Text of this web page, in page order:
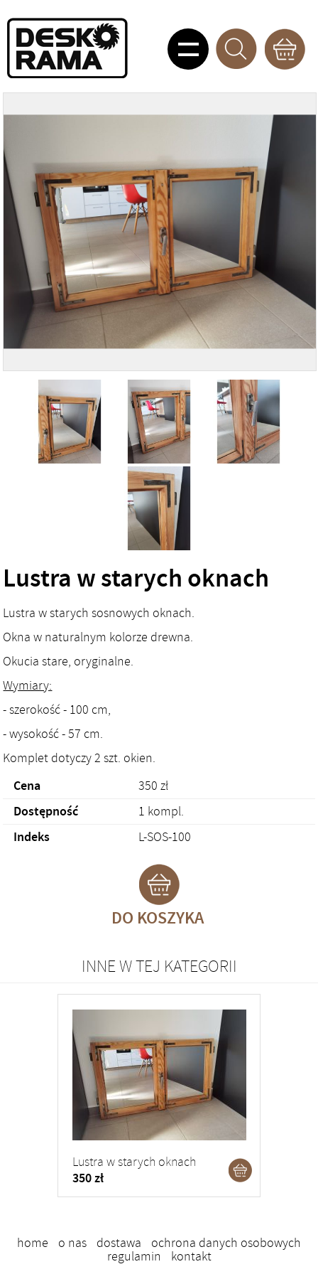
Lustra w starych oknach
Lustra w starych sosnowych oknach.
Okna w naturalnym kolorze drewna.
Okucia stare, oryginalne.
Wymiary:
- szerokość - 100 cm,
- wysokość - 57 cm.
Komplet dotyczy 2 szt. okien.
Cena 350 zł
Dostępność 1 kompl.
Indeks L-SOS-100
DO KOSZYKA
INNE W TEJ KATEGORII
Lustra w starych oknach
350 zł
home o nas dostawa
ochrona danych osobowych
regulamin
kontakt